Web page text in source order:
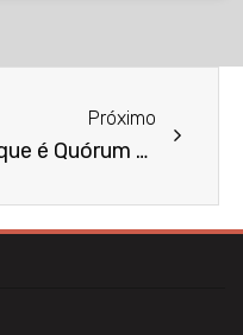
Próximo
O que é Quórum Mínimo?